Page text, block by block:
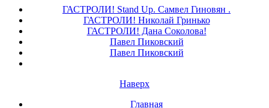
ГАСТРОЛИ! Stand Up. Самвел Гиновян .
ГАСТРОЛИ! Николай Гринько
ГАСТРОЛИ! Дана Соколова!
Павел Пиковский
Павел Пиковский
Наверх
Главная